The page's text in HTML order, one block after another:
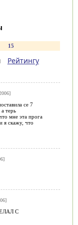
15
Рейтингу
се 7
терь
мне эта прога
я скажу, что
С